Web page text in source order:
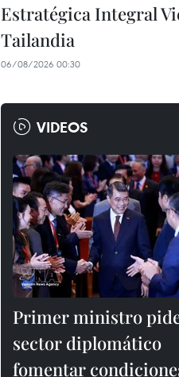
Estratégica Integral
Tailandia
06/08/2026 00:30
VIDEOS
Primer ministro
sector diplomático
fomentar